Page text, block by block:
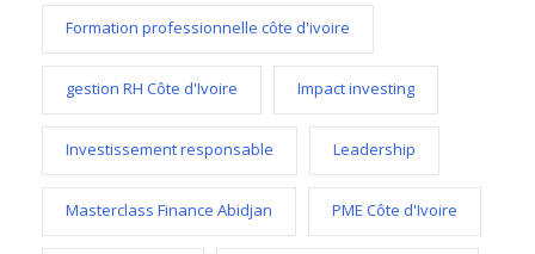
Formation professionnelle côte d'ivoire
gestion RH Côte d'Ivoire Impact investing
Investissement responsable Leadership
Masterclass Finance Abidjan PME Côte d'Ivoire